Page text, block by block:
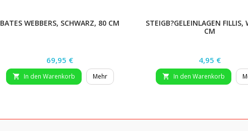
BATES WEBBERS, SCHWARZ, 80 CM
Preis
69,95 €
 In den Warenkorb Mehr
STEIGB?GELEINLAGEN FILLIS,
CM
Preis
4,95 €
 In den Warenkorb